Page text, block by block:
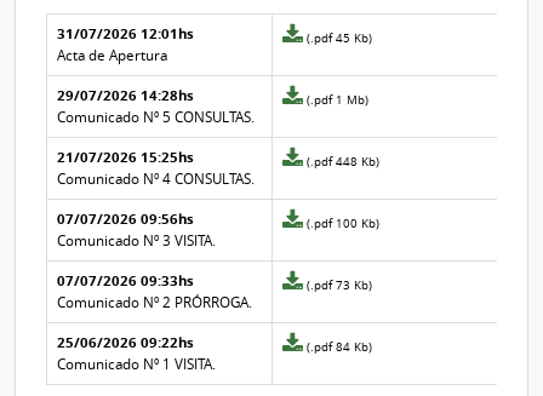
Aclaraciones del llamado
Fecha y
texto de
la
aclaración
Archivo
de la
aclaración
31/07/2026 12:01hs
Acta de Apertura
Archivo
de
la
Nº
5
(.pdf 45 Kb)
29/07/2026 14:28hs
Comunicado Nº 5 CONSULTAS.
Archivo
de
la
Nº
4
(.pdf 1 Mb)
21/07/2026 15:25hs
Comunicado Nº 4 CONSULTAS.
Archivo
de
la
Nº
3
(.pdf 448 Kb)
07/07/2026 09:56hs
Comunicado Nº 3 VISITA.
Archivo
de
la
Nº
2
(.pdf 100 Kb)
07/07/2026 09:33hs
Comunicado Nº 2 PRÓRROGA.
Archivo
de
la
Nº
(.pdf 73 Kb)
25/06/2026 09:22hs
Comunicado Nº 1 VISITA.
Archivo
de
(.pdf 84 Kb)